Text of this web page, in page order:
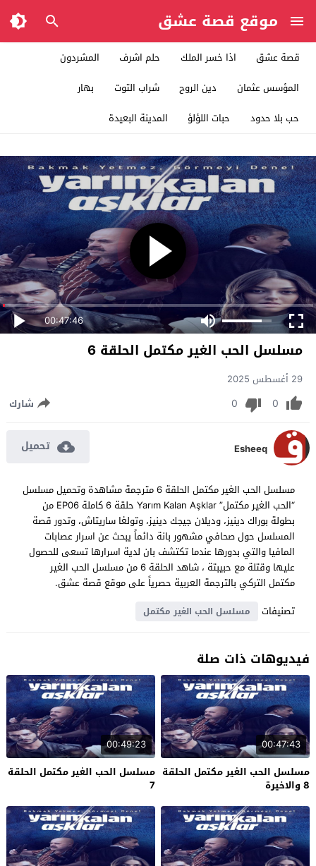
موقع قصة عشق
قصة عشق اذا خسر الملك حلم اشرف
المشردون
المؤسس عثمان
دين الروح شراب التوت
بهار
حب بلا حدود
حبات اللؤلؤ المدينة البعيدة
00:47:46
مسلسل الحب الغير مكتمل الحلقة 6
29 أغسطس 2025
0
0 شارك
Esheeq تحميل
مسلسل الحب الغير مكتمل الحلقة 6 مترجمة مشاهدة وتحميل مسلسل
“الحب الغير مكتمل” Yarım Kalan Aşklar حلقة 6 كاملة EP06 من
بطولة بوراك دينيز، وديلان جيجك دينيز، وتولغا ساريتاش، وتدور قصة
المسلسل حول صحافي مشهور بانة دائماً يبحث عن اسرار عصابات
المافيا والتي بدورها عندما تكتشف بان لدية اسرارها تسعى للحصول
عليها وقتلة مع حبيبتة ، شاهد الحلقة 6 من مسلسل الحب الغير
مكتمل التركي بالترجمة العربية حصرياً على موقع قصة عشق.
تصنيفات
مسلسل الحب الغير مكتمل
فيديوهات ذات صلة
00:47:43
مسلسل الحب الغير مكتمل الحلقة
8 والاخيرة
00:49:23
مسلسل الحب الغير مكتمل الحلقة
7